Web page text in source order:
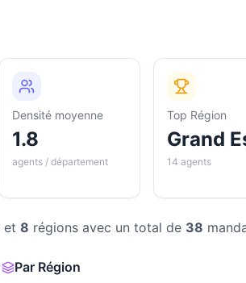
Densité moyenne
1.8
agents / département
Top Région
Grand
14 agents
et 8 régions avec un total de 38
Par Région